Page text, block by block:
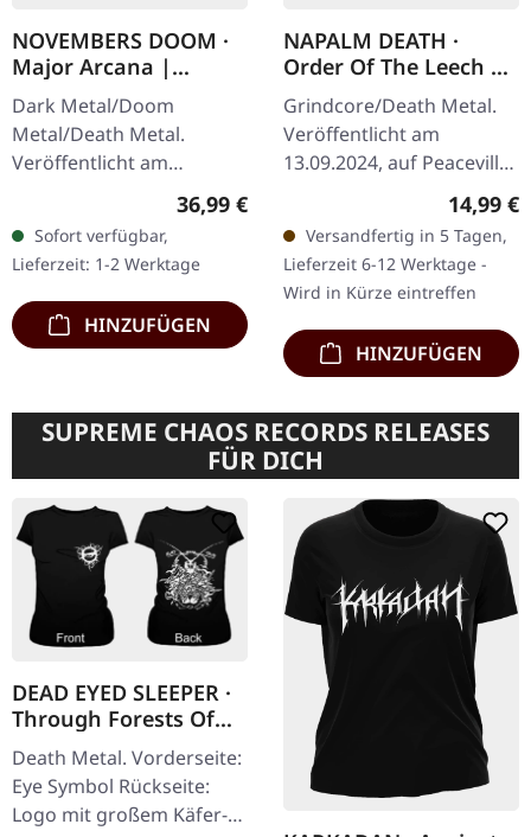
NOVEMBERS DOOM ·
Major Arcana |
GOLD/BLACK 2LP
Dark Metal/Doom
Metal/Death Metal.
Veröffentlicht am
19.09.2025, auf Prophecy
Gold/Schwarz
marmoriertes Doppel-
Vinyl im Gatefold-Cover…
Regulärer Preis:
36,99 €
Sofort verfügbar,
Lieferzeit: 1-2 Werktage
HINZUFÜGEN
NAPALM DEATH ·
Order Of The Leech |
CD
Grindcore/Death Metal.
Veröffentlicht am
13.09.2024, auf Peaceville
Records. CD im Jewelcase.
Napalm Death liefern mit
"Order Of The Leech"
einen…
14,99 €
Versandfertig in 5 Tagen,
Lieferzeit 6-12 Werktage -
Wird in Kürze eintreffen
HINZUFÜGEN
SUPREME CHAOS RECORDS RELEASES
FÜR DICH
DEAD EYED SLEEPER ·
Through Forests Of
Nonentities Bug |
GIRLIE L
Death Metal. Vorderseite:
Eye Symbol Rückseite:
Logo mit großem Käfer-